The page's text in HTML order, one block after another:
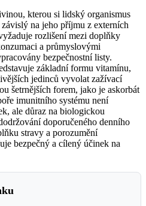
kterou si lidský organismus
na jeho příjmu z externích
rozlišení mezi doplňky
a průmyslovými
bezpečnostní listy.
základní formu vitamínu,
jedinců vyvolat zažívací
šetrnějších forem, jako je askorbát
imunitního systému není
ale důraz na biologickou
doporučeného denního
stravy a porozumění
bezpečný a cílený účinek na